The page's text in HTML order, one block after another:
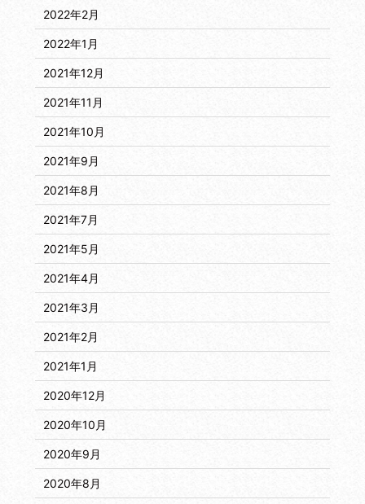
2022年2月
2022年1月
2021年12月
2021年11月
2021年10月
2021年9月
2021年8月
2021年7月
2021年5月
2021年4月
2021年3月
2021年2月
2021年1月
2020年12月
2020年10月
2020年9月
2020年8月